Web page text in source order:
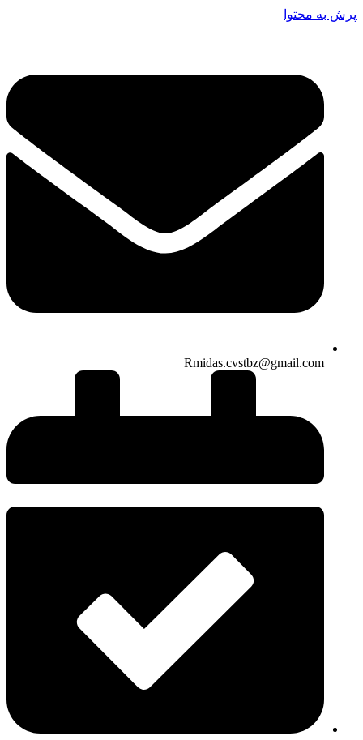
پرش به محتوا
Rmidas.cvstbz@gmail.com